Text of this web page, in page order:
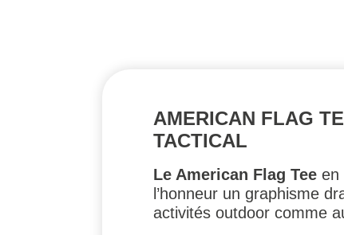
AMERICAN FLAG
TACTICAL
Le American Flag Tee en
l’honneur un graphisme
activités outdoor comme